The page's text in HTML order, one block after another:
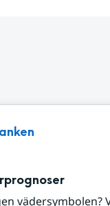
vädersymbolen?